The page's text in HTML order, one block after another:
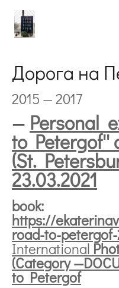
Дорога на
2015 — 2017
— Personal
to Petergof''
(St.
23.03.2021
book:
https://
road-to-petergof-
International
(Category
to Petergof